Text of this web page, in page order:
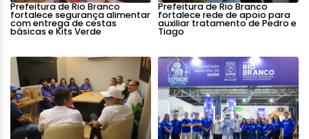
Prefeitura de Rio Branco
fortalece segurança alimentar
com entrega de cestas
básicas e Kits Verde
Prefeitura de Rio Branco
fortalece rede de apoio para
auxiliar tratamento de Pedro e
Tiago